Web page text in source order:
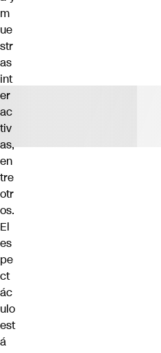
m
ue
str
as
int
er
ac
tiv
as,
en
tre
otr
os.
El
es
pe
ct
ác
ulo
est
á